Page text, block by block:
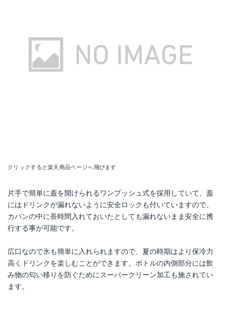
クリックすると楽天商品ページへ飛びます
片手で簡単に蓋を開けられるワンプッシュ式を採用していて、蓋
にはドリンクが漏れないように安全ロックも付いていますので、
カバンの中に長時間入れておいたとしても漏れないまま安全に携
行する事が可能です。
広口なので氷も簡単に入れられますので、夏の時期はより保冷力
高くドリンクを楽しむことができます。ボトルの内側部分には飲
み物の匂い移りを防ぐためにスーパークリーン加工も施されてい
ます。